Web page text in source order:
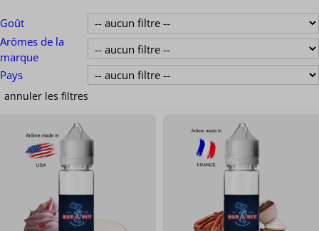
Goût
Arômes de la
marque
Pays